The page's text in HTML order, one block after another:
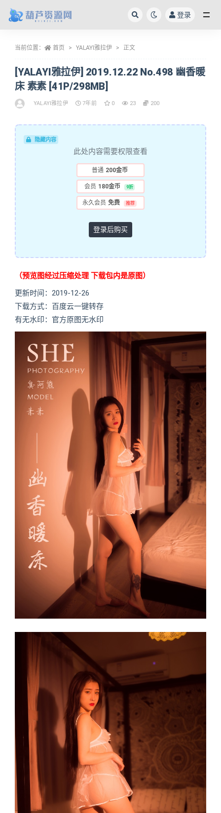
登录
当前位置： 首页 YALAYI雅拉伊 正文
[YALAYI雅拉伊] 2019.12.22 No.498 幽香暖
床 素素 [41P/298MB]
YALAYI雅拉伊 7年前 0 23 200
隐藏内容
此处内容需要权限查看
普通 200金币
会员 180金币 9折
永久会员 免费 推荐
登录后购买
（预览图经过压缩处理 下载包内是原图）
更新时间：2019-12-26
下载方式：百度云一键转存
有无水印：官方原图无水印